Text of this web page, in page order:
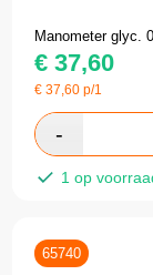
Manometer glyc.
€ 37,60
€37,60 p/1
1 op
65740